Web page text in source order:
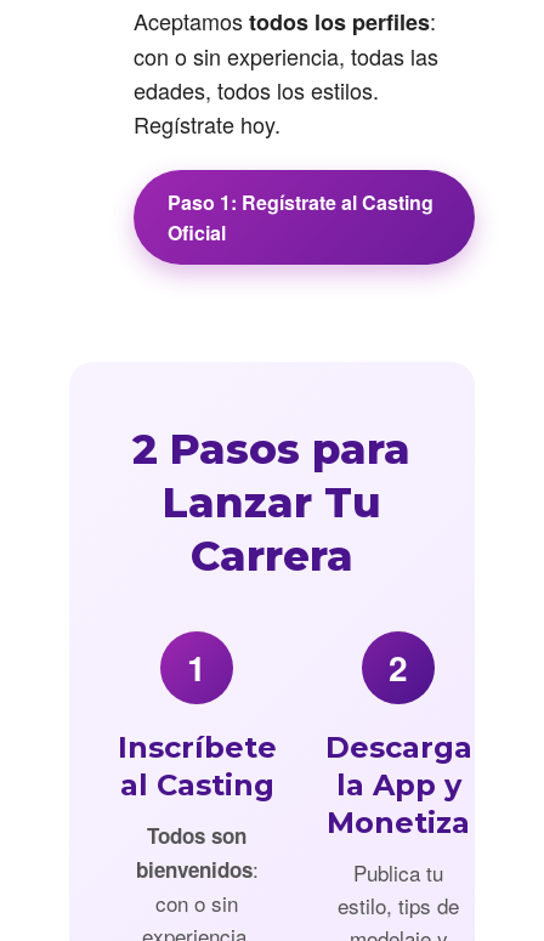
Aceptamostodos los perfiles:
con o sin experiencia, todas las
edades, todos los estilos.
Regístrate hoy.
Paso 1: Regístrate al Casting
Oficial
2 Pasos para
Lanzar Tu
Carrera
1
Inscríbete
al Casting
Todos son
bienvenidos:
con o sin
2
Descarga
la App y
Monetiza
Publica tu
estilo, tips de